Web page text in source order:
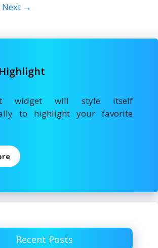
Next →
widget will style itself
to highlight your favorite
Recent Posts